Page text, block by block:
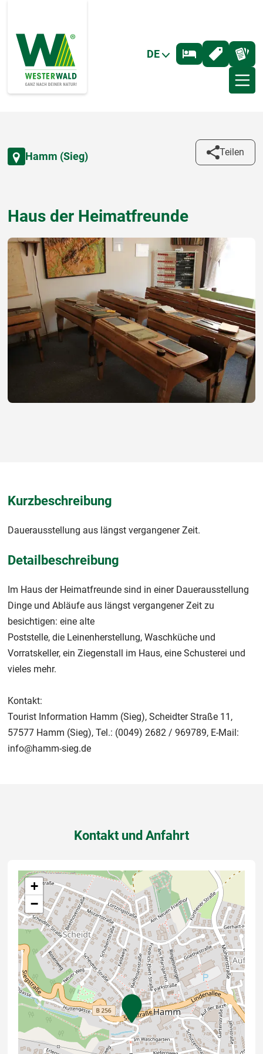
DE
Hamm (Sieg) Teilen
Haus der Heimatfreunde
Kurzbeschreibung
Dauerausstellung aus längst vergangener Zeit.
Detailbeschreibung
Im Haus der Heimatfreunde sind in einer Dauerausstellung
Dinge und Abläufe aus längst vergangener Zeit zu
besichtigen: eine alte
Poststelle, die Leinenherstellung, Waschküche und
Vorratskeller, ein Ziegenstall im Haus, eine Schusterei und
vieles mehr.
Kontakt:
Tourist Information Hamm (Sieg), Scheidter Straße 11,
57577 Hamm (Sieg), Tel.: (0049) 2682 / 969789, E-Mail:
info@hamm-sieg.de
Kontakt und Anfahrt
+
−